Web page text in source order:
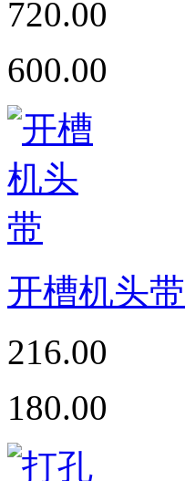
720.00
600.00
开槽机头带
216.00
180.00